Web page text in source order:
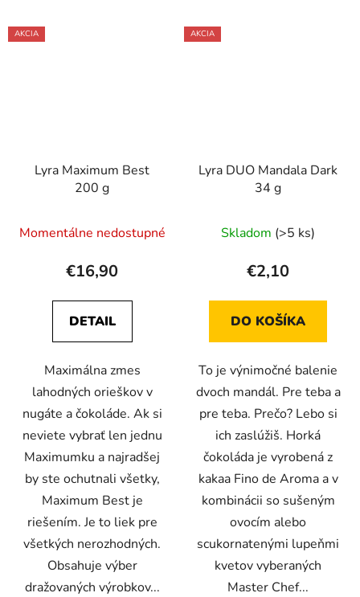
AKCIA
Lyra Maximum Best
200 g
Momentálne nedostupné
€16,90
DETAIL
Maximálna zmes
lahodných orieškov v
nugáte a čokoláde. Ak si
neviete vybrať len jednu
Maximumku a najradšej
by ste ochutnali všetky,
Maximum Best je
riešením. Je to liek pre
všetkých nerozhodných.
Obsahuje výber
dražovaných výrobkov...
AKCIA
Lyra DUO Mandala Dark
34 g
Skladom (>5 ks)
€2,10
DO KOŠÍKA
To je výnimočné balenie
dvoch mandál. Pre teba a
pre teba. Prečo? Lebo si
ich zaslúžiš. Horká
čokoláda je vyrobená z
kakaa Fino de Aroma a v
kombinácii so sušeným
ovocím alebo
scukornatenými lupeňmi
kvetov vyberaných
Master Chef...